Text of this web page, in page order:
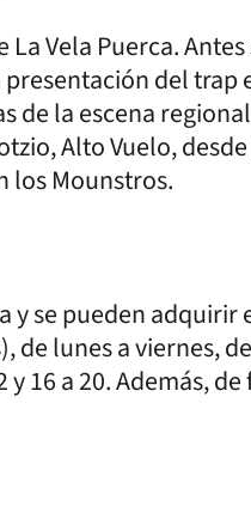
Vela Puerca. Antes
del trap
de la escena
Alto Vuelo,
los Mounstros.
y se pueden adquirir
lunes a viernes,
y 16 a 20. Además,